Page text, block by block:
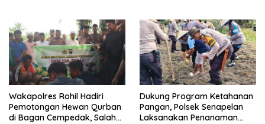
Wakapolres Rohil Hadiri
Pemotongan Hewan Qurban
di Bagan Cempedak, Salah
Dukung Program Ketahanan
Pangan, Polsek Senapelan
Laksanakan Penanaman